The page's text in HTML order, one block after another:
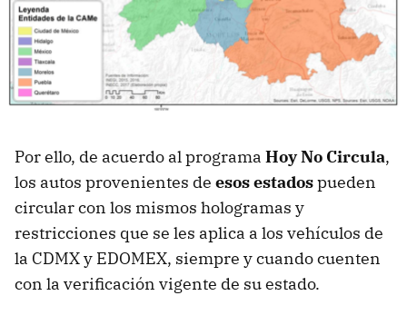
Por ello, de acuerdo al programa Hoy No Circula,
los autos provenientes de esos estadospueden
circular con los mismos hologramas y
restricciones que se les aplica a los vehículos de
la CDMX y EDOMEX, siempre y cuando cuenten
con la verificación vigente de su estado.